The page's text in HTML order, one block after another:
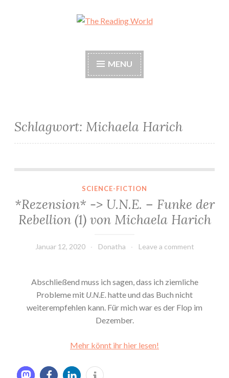
The Reading World
MENU
Schlagwort: Michaela Harich
*Rezension* -> U.N.E. – Funke der Rebellion (1) von Michaela Harich
SCIENCE-FICTION
*Rezension* -> U.N.E. – Funke der
Rebellion (1) von Michaela Harich
Januar 12, 2020 Donatha Leave a comment
Abschließend muss ich sagen, dass ich ziemliche
Probleme mit U.N.E. hatte und das Buch nicht
weiterempfehlen kann. Für mich war es der Flop im
Dezember.
Mehr könnt ihr hier lesen!